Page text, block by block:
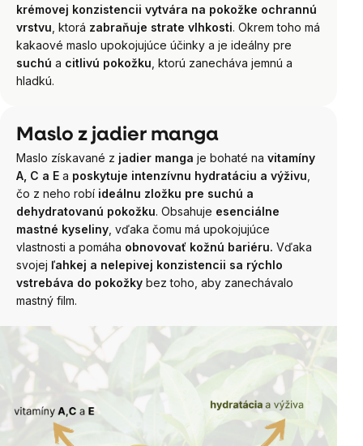
krémovej konzistencii vytvára na pokožke ochrannú
vrstvu, ktorá zabraňuje strate vlhkosti. Okrem toho má
kakaové maslo upokojujúce účinky a je ideálny pre
suchú a citlivú pokožku, ktorú zanecháva jemnú a
hladkú.
Maslo z jadier manga
Maslo získavané z jadier manga je bohaté na vitamíny
A, C a E a poskytuje intenzívnu hydratáciu a výživu,
čo z neho robí ideálnu zložku pre suchú a
dehydratovanú pokožku. Obsahuje esenciálne
mastné kyseliny, vďaka čomu má upokojujúce
vlastnosti a pomáha obnovovať kožnú bariéru. Vďaka
svojej ľahkej a nelepivej konzistencii sa rýchlo
vstrebáva do pokožky bez toho, aby zanechávalo
mastný film.